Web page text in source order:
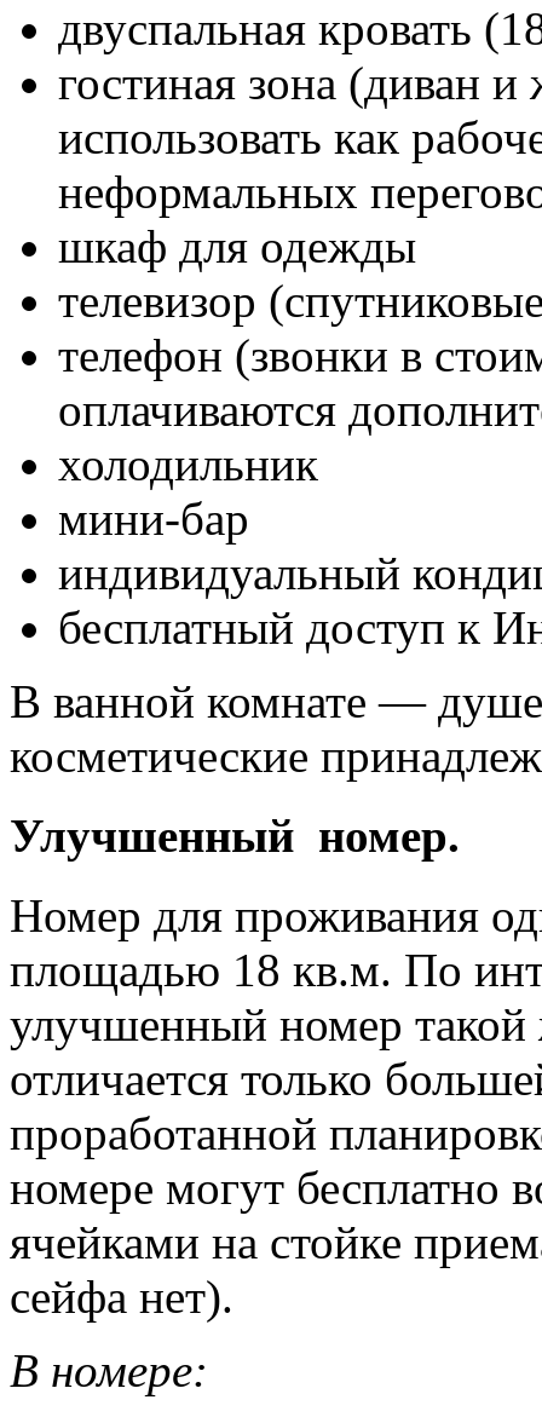
двуспальная кровать
гостиная зона (диван
использовать как
неформальных
шкаф для одежды
телевизор
телефон (звонки в
оплачиваются
холодильник
мини-бар
индивидуальный
бесплатный доступ к
В ванной комнате —
косметические
Улучшенный номер.
Номер для проживания
площадью 18 кв.м. По
улучшенный номер такой
отличается только
проработанной
номере могут бесплатно
ячейками на стойке
сейфа нет).
В номере: